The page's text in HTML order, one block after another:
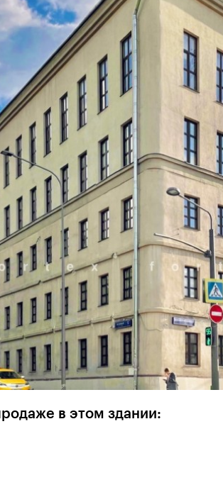
в этом здании: